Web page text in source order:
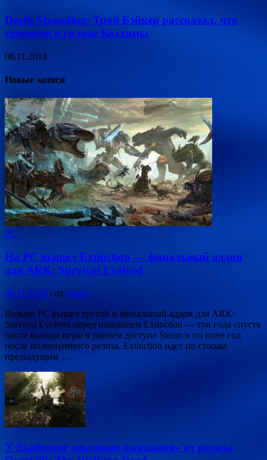
Death Stranding: Трой Бэйкер рассказал, что
творится в голове Коздимы
08.11.2018
Новые записи
PC
На PC вышел Extinction — финальный аддон
для ARK: Survival Evolved
08.11.2018 - от admin
Возьми PC вышел третий и финальный аддон для ARK:
Survival Evolved перед названием Extinction — три года спустя
после выхода игры в раннем доступе Steam и по вине год
после полноценного релиза. Extinction идет по стопам
предыдущим …
У Starbreeze «высокие ожидания» от релиза